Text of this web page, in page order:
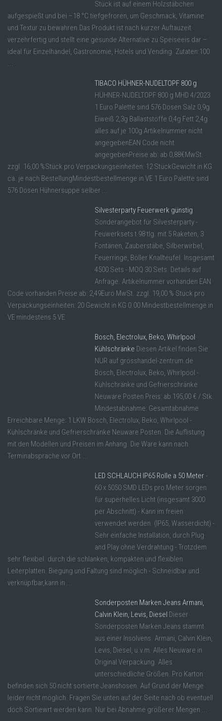
Stück ist auf einem Holzstäbchen
aufgespießt und bei –18 °C tiefgefroren, um Geschmack, Vitamine
und Textur zu bewahren.Das Produkt ist nach kurzer Auftauzeit
verzehrfertig und stellt eine gesunde Alternative zu Speiseeis dar –
ideal für Einzelhandel, Gastronomie, Hotels und Vending. Zutaten:100
...
TIBACO HÜHNER-NUDELTOPF 800 g
HÜHNER-NUDELTOPF 800 g MHD 4/2023
1 Euro Palette sind 576 Dosen Salz 0,9g
Eiweiß 2,3g Ballaststoffe 0,4g Fett 2,4g
alles auf je 100g Artikelnummer nicht
angegebenEAN Code nicht
angegebenPreise ab: ab 0,88€MwSt.
zzgl. 16,00 %Stück pro Verpackungseinheiten: 12 StückGewicht in KG
ca. je nach BestellungMindestbestellmenge in VE 1 Euro Palette sind
576 Dosen Hühnersuppe selber ...
Silvesterparty Feuerwerk günstig
Sonderangebot für Silvesterparty -
Feuwerksets t 98 tlg. mit 5 Raketen, 3
Fontänen, Zauberstäbe, Silberwirbel,
Feuerringe, Böller Knallteufel. Insgesamt
4500 Sets - MOQ 30 Sets. Details auf
Anfrage. Artikelnummer vorhanden EAN
Code vorhanden Preise ab: 2,49Euro MwSt. zzgl. 19,00 % Stück pro
Verpackungseinheiten: 20 Gewicht in KG 0.00 Mindestbestellmenge in
VE mindestens 5 VE
Bosch, Electrolux, Beko, Whirlpool
Kühlschränke Diesen Artikel finden Sie
NUR auf grosshandel-zentrum.de
Bosch, Electrolux, Beko, Whirlpool -
Kühlschränke und Gefrierschränke
Neuware Posten Preis: ab 195,00 € / Stk.
Mindestabnahme: Gesamtabnahme
Erreichbare Menge: 1 LKW Bosch, Electrolux, Beko, Whirlpool -
Kühlschränke und Gefrierschränke Neuware Posten. Die Auflistung
mit den Modellen und Preisen im Anhang. Die Ware kann nach
Terminabsprache vor Ort ...
LED SCHLAUCH IP65 Rolle a 50 Meter-
60 x 5050 SMD LEDs pro Meter sorgen
für superhelles Licht (insgesamt 3000
per Abschnitt) - Kann im freien
verwendet werden. (IP65, Wasserdicht) -
Sehr einfache Installation, durch Plug
and Play ohne Verdrahtung - Trotzdem
sehr flexibel. durch die schlanken, kompakten und flexiblen
Leiterplatten. Biegung und Faltung sind möglich - Schneidbar und
verknüpfbar,kann in ...
Sonderposten Marken Jeans Armani,
Calvin Klein, Levis, Diesel Dieser
Sonderposten Marken Jeans stammt
aus einer Insolvens. Armani, Calvin Klein,
Levis, Diesel, u.v.m. Alles Neuware in
Original Verpackung. Alles
unterschiedliche Größen. Pro Karton
befinden sich 50 nicht sortierte Jeanshosen. Auf Grund der Menge
leider nicht möglich. Fragen Sie unten auf der Seite nach ob eventuell
doch Sortiewrt werden kann. Nur bei Abnahme größerer Mengen ...